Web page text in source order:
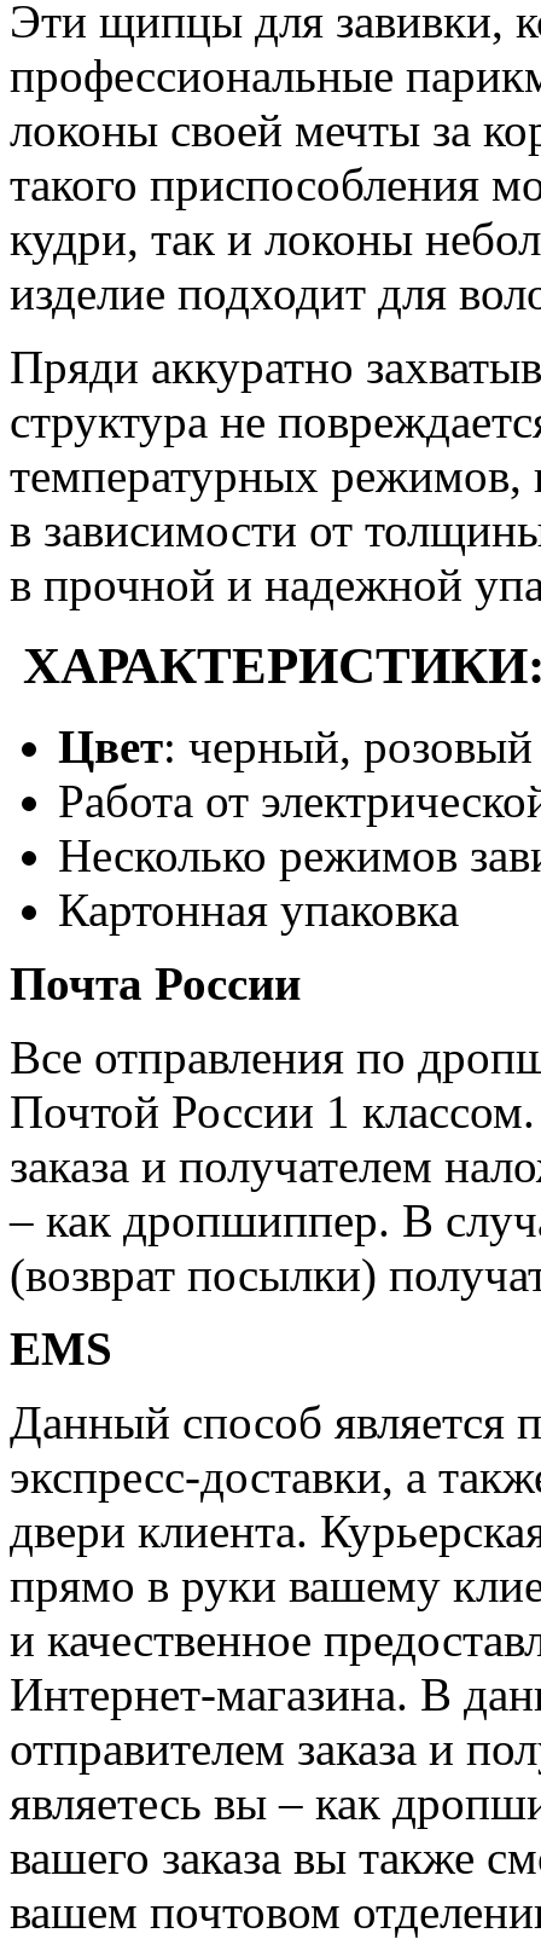
Эти щипцы для завивки,
профессиональные
локоны своей мечты за
такого приспособления
кудри, так и локоны
изделие подходит для
Пряди аккуратно
структура не
температурных
в зависимости от
в прочной и надежной
Цвет: черный, розовый
Работа от
Несколько режимов
Картонная упаковка
Почта России
Все отправления по
Почтой России 1
заказа и получателем
– как дропшиппер. В
(возврат посылки)
EMS
Данный способ является
экспресс-доставки, а
двери клиента.
прямо в руки вашему
и качественное
Интернет-магазина. В
отправителем заказа и
являетесь вы – как
вашего заказа вы также
вашем почтовом